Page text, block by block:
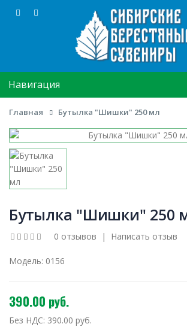
Навигация
Главная Бутылка "Шишки" 250 мл
Бутылка "Шишки" 250
0 отзывов | Написать отзыв
Модель: 0156
390.00 руб.
Без НДС: 390.00 руб.